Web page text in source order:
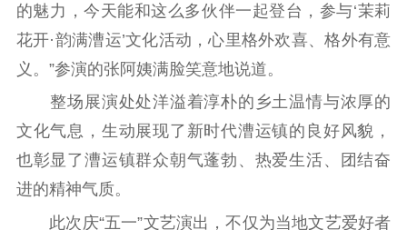
的魅力，今天能和这么多伙伴一起登台，参与‘茉莉
花开·韵满漕运’文化活动，心里格外欢喜、格外有意
义。”参演的张阿姨满脸笑意地说道。
整场展演处处洋溢着淳朴的乡土温情与浓厚的
文化气息，生动展现了新时代漕运镇的良好风貌，
也彰显了漕运镇群众朝气蓬勃、热爱生活、团结奋
进的精神气质。
此次庆“五一”文艺演出，不仅为当地文艺爱好者